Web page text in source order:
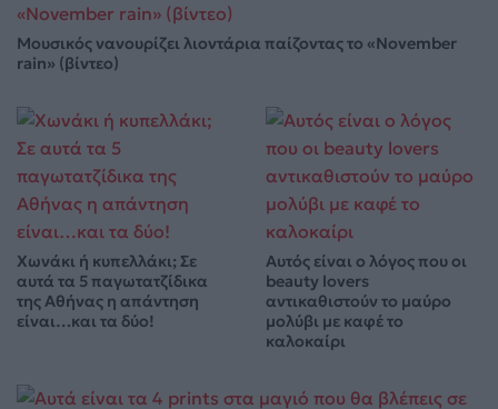
Μουσικός νανουρίζει λιοντάρια παίζοντας το «November
rain» (βίντεο)
Χωνάκι ή κυπελλάκι; Σε
αυτά τα 5 παγωτατζίδικα
της Αθήνας η απάντηση
είναι…και τα δύο!
Αυτός είναι ο λόγος που οι
beauty lovers
αντικαθιστούν το μαύρο
μολύβι με καφέ το
καλοκαίρι